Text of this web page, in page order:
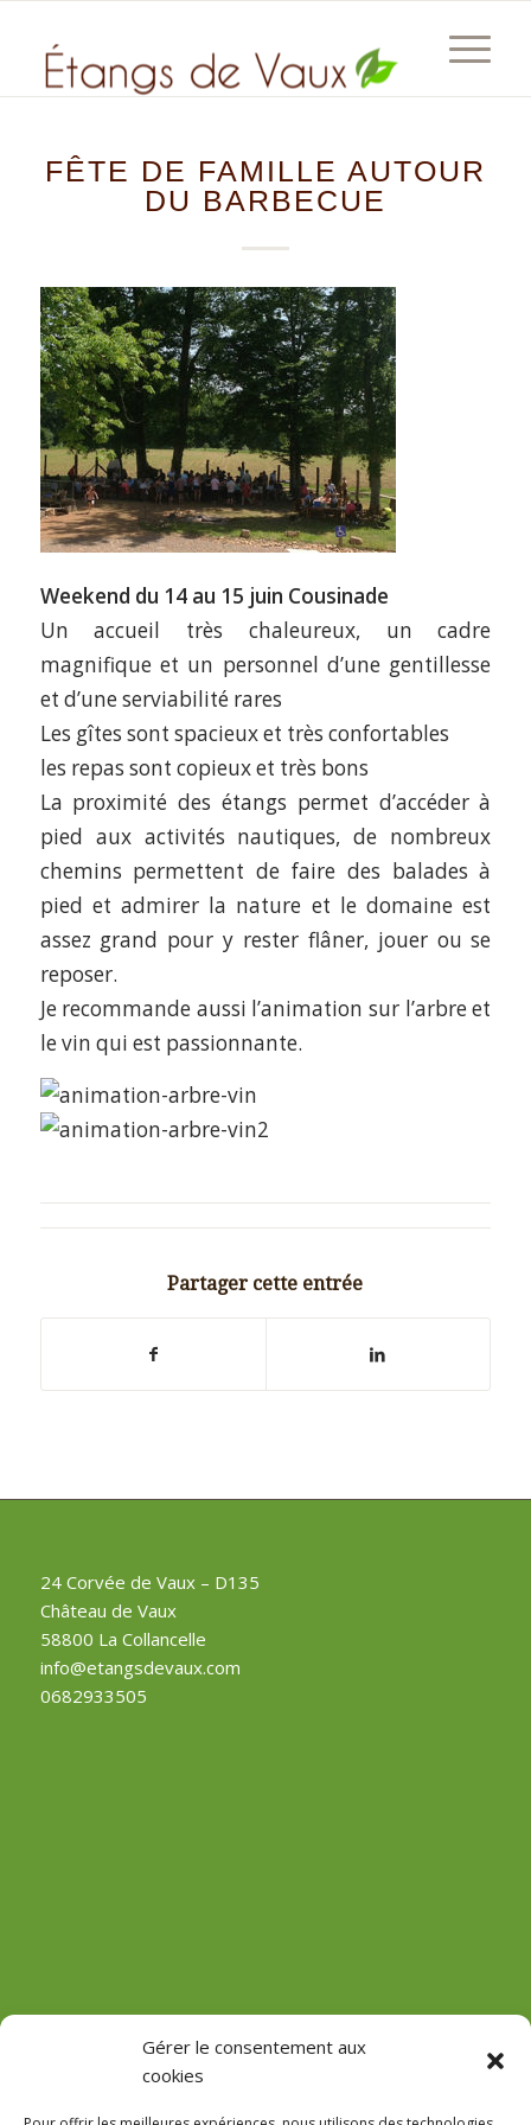
Gérer le consentement aux
cookies
FÊTE DE FAMILLE AUTOUR
DU BARBECUE
Weekend du 14 au 15 juin Cousinade
Un accueil très chaleureux, un cadre
magnifique et un personnel d’une gentillesse
et d’une serviabilité rares
Les gîtes sont spacieux et très confortables
les repas sont copieux et très bons
La proximité des étangs permet d’accéder à
pied aux activités nautiques, de nombreux
chemins permettent de faire des balades à
pied et admirer la nature et le domaine est
assez grand pour y rester flâner, jouer ou se
reposer.
Je recommande aussi l’animation sur l’arbre et
le vin qui est passionnante.
Partager cette entrée
24 Corvée de Vaux – D135
Château de Vaux
58800 La Collancelle
info@etangsdevaux.com
0682933505
GPS : 47.184471755485816, 3.618713022912785